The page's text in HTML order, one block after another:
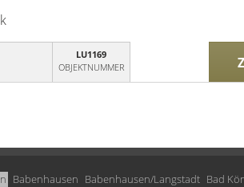
LU1169
OBJEKTNUMMER
Babenhausen Babenhausen/Langstadt Bad